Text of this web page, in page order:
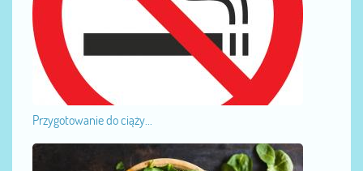
Przygotowanie do ciąży...